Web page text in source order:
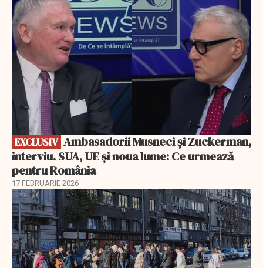
EXCLUSIV
interviu. SUA, UE și noua lume: Ce urmează
pentru România
17 FEBRUARIE 2026